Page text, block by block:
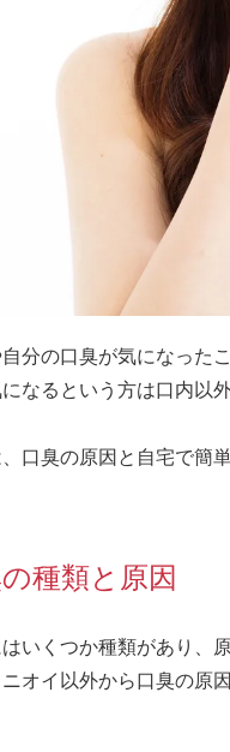
分の口臭が気になった
なるという方は口内以
口臭の原因と自宅で簡
種類と原因
いくつか種類があり、
オイ以外から口臭の原